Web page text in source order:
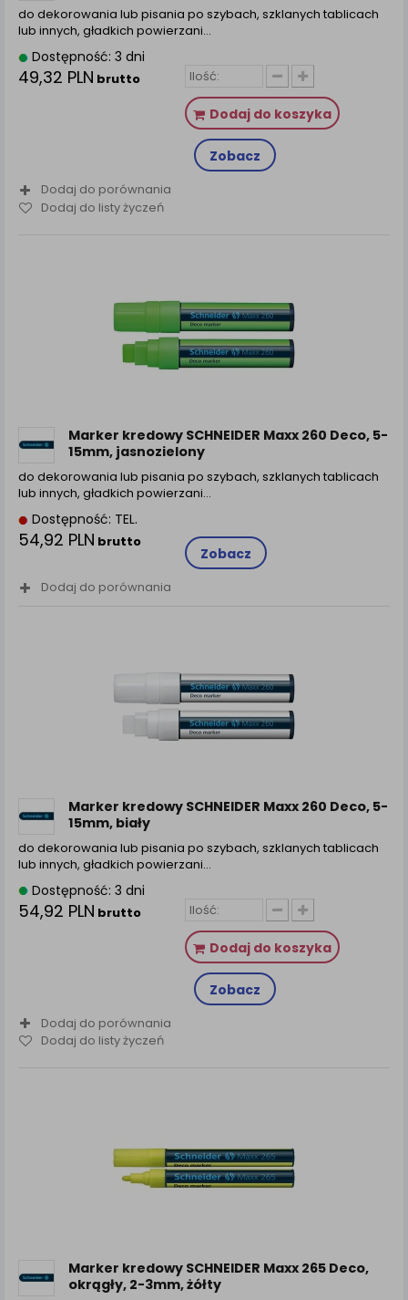
do dekorowania lub pisania po szybach, szklanych tablicach
lub innych, gładkich powierzani…
Dostępność: 3 dni
49,32 PLN brutto
Dodaj do koszyka
Zobacz
Dodaj do porównania
Dodaj do listy życzeń
Marker kredowy SCHNEIDER Maxx 260 Deco, 5-
15mm, jasnozielony
do dekorowania lub pisania po szybach, szklanych tablicach
lub innych, gładkich powierzani…
Dostępność: TEL.
54,92 PLN brutto
Zobacz
Dodaj do porównania
Marker kredowy SCHNEIDER Maxx 260 Deco, 5-
15mm, biały
do dekorowania lub pisania po szybach, szklanych tablicach
lub innych, gładkich powierzani…
Dostępność: 3 dni
54,92 PLN brutto
Dodaj do koszyka
Zobacz
Dodaj do porównania
Dodaj do listy życzeń
Marker kredowy SCHNEIDER Maxx 265 Deco,
okrągły, 2-3mm, żółty